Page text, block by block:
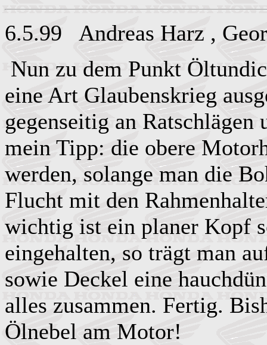
6.5.99 Andreas Harz ,
Nun zu dem Punkt
eine Art Glaubenskrieg
gegenseitig an Ratschlägen
mein Tipp: die obere
werden, solange man die
Flucht mit den
wichtig ist ein planer Kopf
eingehalten, so trägt man
sowie Deckel eine
alles zusammen. Fertig.
Ölnebel am Motor!